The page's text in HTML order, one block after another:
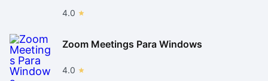
4.0
Zoom Meetings Para Windows
4.0